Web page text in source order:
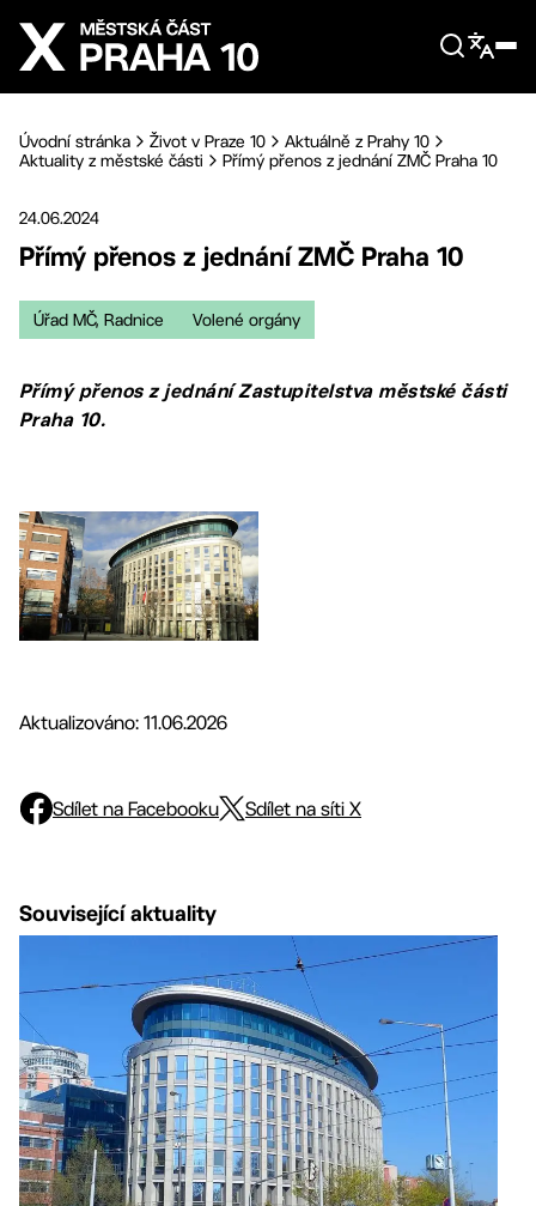
Přejít na hlavní obsah
Úvodní stránka Život v Praze 10
Aktuálně z Prahy 10
Aktuality z městské části
Přímý přenos z jednání ZMČ Praha 10
24.06.2024
Přímý přenos z jednání ZMČ Praha 10
Úřad MČ, Radnice Volené orgány
Přímý přenos z jednání Zastupitelstva městské části
Praha 10.
Aktualizováno: 11.06.2026
Sdílet na Facebooku Sdílet na síti X
Související aktuality